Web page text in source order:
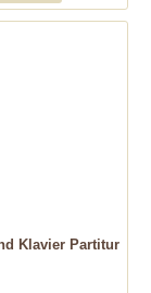
Klavier Partitur